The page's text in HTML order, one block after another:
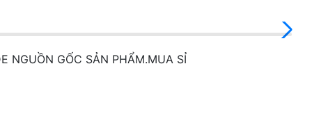
NGUỒN GỐC SẢN PHẨM.MUA SỈ